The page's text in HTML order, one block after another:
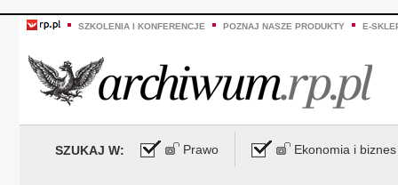
SZKOLENIA I KONFERENCJE POZNAJ NASZE PRODUKTY E-
SZUKAJ W: Prawo Ekonomia i biznes